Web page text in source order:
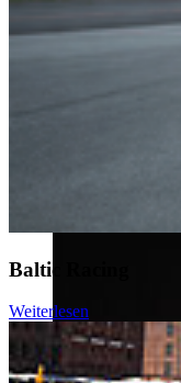
Baltic Racing
Weiterlesen